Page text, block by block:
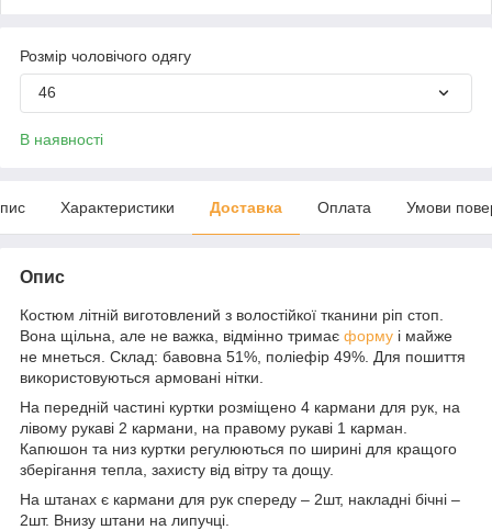
Розмір чоловічого одягу
46
В наявності
Характеристики Доставка Оплата Умови
Опис
Костюм літній виготовлений з волостійкої тканини ріп стоп.
Вона щільна, але не важка, відмінно тримає форму і майже
не мнеться. Склад: бавовна 51%, поліефір 49%. Для пошиття
використовуються армовані нітки.
На передній частині куртки розміщено 4 кармани для рук, на
лівому рукаві 2 кармани, на правому рукаві 1 карман.
Капюшон та низ куртки регулюються по ширині для кращого
зберігання тепла, захисту від вітру та дощу.
На штанах є кармани для рук спереду – 2шт, накладні бічні –
2шт. Внизу штани на липучці.